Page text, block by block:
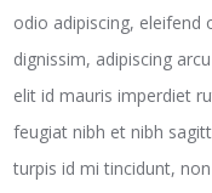
odio adipiscing, eleifend
dignissim, adipiscing
elit id mauris imperdiet
feugiat nibh et nibh
turpis id mi tincidunt,